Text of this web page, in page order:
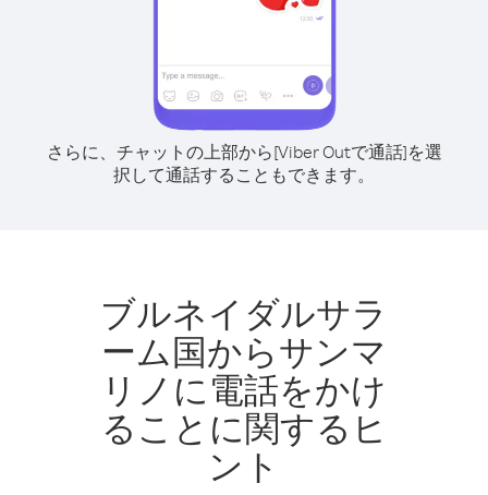
さらに、チャットの上部から[Viber Outで通話]を選
択して通話することもできます。
ブルネイダルサラ
ーム国からサンマ
リノに電話をかけ
ることに関するヒ
ント